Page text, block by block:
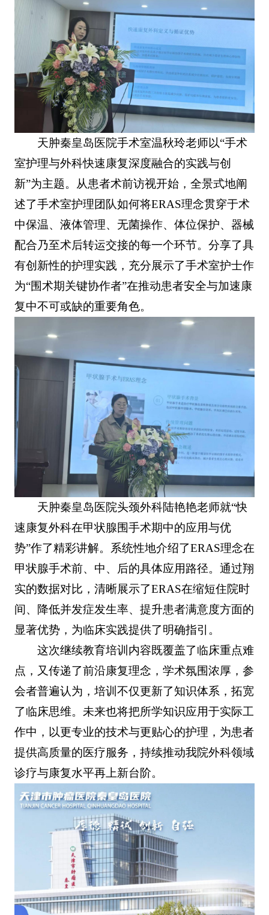
天肿秦皇岛医院手术室温秋玲老师以“手术
室护理与外科快速康复深度融合的实践与创
新”为主题。从患者术前访视开始，全景式地阐
述了手术室护理团队如何将ERAS理念贯穿于术
中保温、液体管理、无菌操作、体位保护、器械
配合乃至术后转运交接的每一个环节。分享了具
有创新性的护理实践，充分展示了手术室护士作
为“围术期关键协作者”在推动患者安全与加速康
复中不可或缺的重要角色。
天肿秦皇岛医院头颈外科陆艳艳老师就“快
速康复外科在甲状腺围手术期中的应用与优
势”作了精彩讲解。系统性地介绍了ERAS理念在
甲状腺手术前、中、后的具体应用路径。通过翔
实的数据对比，清晰展示了ERAS在缩短住院时
间、降低并发症发生率、提升患者满意度方面的
显著优势，为临床实践提供了明确指引。
这次继续教育培训内容既覆盖了临床重点难
点，又传递了前沿康复理念，学术氛围浓厚，参
会者普遍认为，培训不仅更新了知识体系，拓宽
了临床思维。未来也将把所学知识应用于实际工
作中，以更专业的技术与更贴心的护理，为患者
提供高质量的医疗服务，持续推动我院外科领域
诊疗与康复水平再上新台阶。